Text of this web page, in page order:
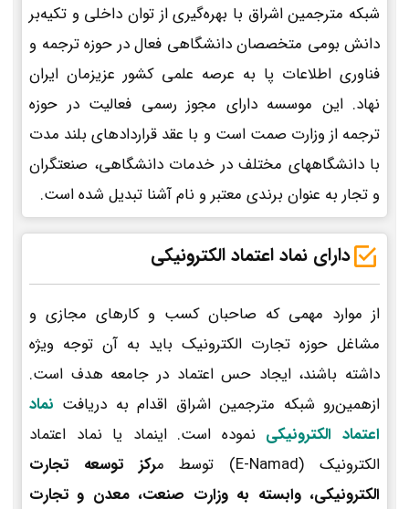
شبکه مترجمین اشراق با بهره‌گیری از توان داخلی و تکیه‌بر
دانش بومی متخصصان دانشگاهی فعال در حوزه ترجمه و
فناوری اطلاعات پا به عرصه علمی کشور عزیزمان ایران
نهاد. این موسسه دارای مجوز رسمی فعالیت در حوزه
ترجمه از وزارت صمت است و با عقد قراردادهای بلند مدت
با دانشگاههای مختلف در خدمات دانشگاهی، صنعتگران
و تجار به عنوان برندی معتبر و نام آشنا تبدیل شده است.
دارای نماد اعتماد الکترونیکی
از موارد مهمی که صاحبان کسب و کارهای مجازی و
مشاغل حوزه تجارت الکترونیک باید به آن توجه ویژه
داشته باشند، ایجاد حس اعتماد در جامعه هدف است.
ازهمین‌رو شبکه مترجمین اشراق اقدام به دریافت نماد
اعتماد الکترونیکی نموده است. اینماد یا نماد اعتماد
الکترونیک (E-Namad) توسط م
رکز توسعه تجارت
الکترونیکی، وابسته به وزارت صنعت، معدن و تجارت